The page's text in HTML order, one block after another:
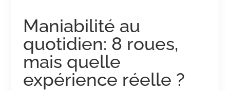
Maniabilité au
quotidien: 8 roues,
mais quelle
expérience réelle ?